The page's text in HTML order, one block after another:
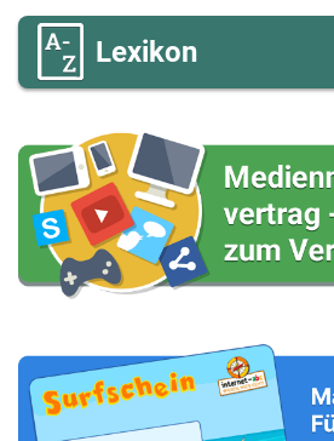
Lexikon